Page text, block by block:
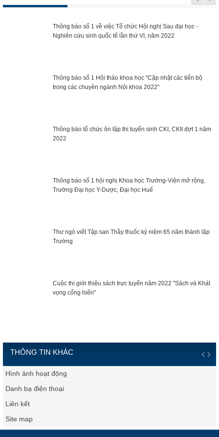
Thông báo số 1 về việc Tổ chức Hội nghị Sau đại học -
Nghiên cứu sinh quốc tế lần thứ VI, năm 2022
Thông báo số 1 Hội thảo khoa học "Cập nhật các tiến bộ
trong các chuyên ngành Nội khoa 2022"
Thông báo tổ chức ôn tập thi tuyển sinh CKI, CKII đợt 1 năm
2022
Thông báo số 1 hội nghị Khoa học Trường-Viện mở rộng,
Trường Đại học Y-Dược, Đại học Huế
Thư ngỏ viết Tập san Thầy thuốc kỷ niệm 65 năm thành lập
Trường
Cuộc thi giới thiệu sách trực tuyến năm 2022 "Sách và Khát
vọng cống hiến"
THÔNG TIN KHÁC
Hình ảnh hoạt động
Danh bạ điện thoại
Liên kết
Site map